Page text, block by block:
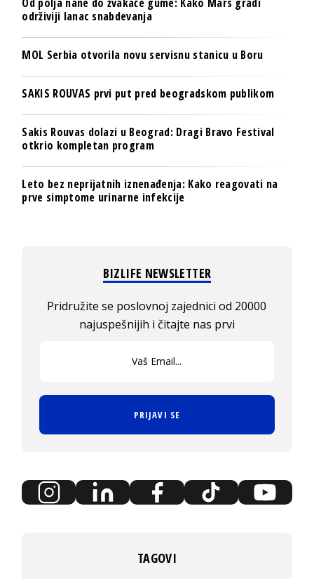
održiviji lanac snabdevanja
MOL Serbia otvorila novu servisnu stanicu u Boru
SAKIS ROUVAS prvi put pred beogradskom publikom
Sakis Rouvas dolazi u Beograd: Dragi Bravo Festival
otkrio kompletan program
Leto bez neprijatnih iznenađenja: Kako reagovati na
prve simptome urinarne infekcije
BIZLIFE NEWSLETTER
Pridružite se poslovnoj zajednici od 20000
najuspešnijih i čitajte nas prvi
PRIJAVI SE
TAGOVI